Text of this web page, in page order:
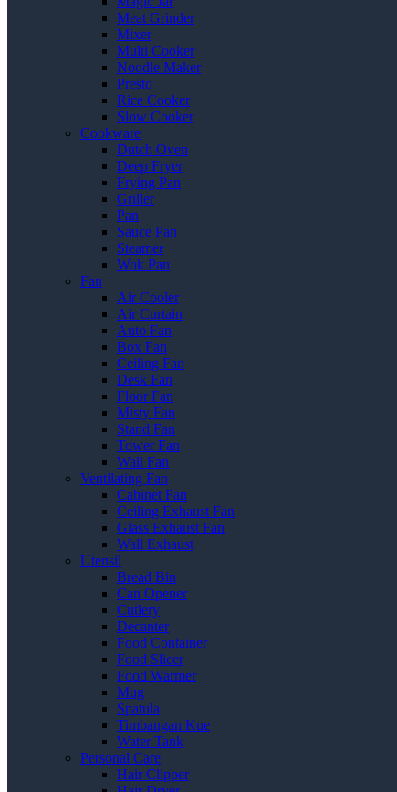
Meat Grinder
Mixer
Multi Cooker
Noodle Maker
Presto
Rice Cooker
Slow Cooker
Cookware
Dutch Oven
Deep Fryer
Frying Pan
Griller
Pan
Sauce Pan
Steamer
Wok Pan
Fan
Air Cooler
Air Curtain
Auto Fan
Box Fan
Ceiling Fan
Desk Fan
Floor Fan
Misty Fan
Stand Fan
Tower Fan
Wall Fan
Ventilating Fan
Cabinet Fan
Ceiling Exhaust Fan
Glass Exhaust Fan
Wall Exhaust
Utensil
Bread Bin
Can Opener
Cutlery
Decanter
Food Container
Food Slicer
Food Warmer
Mug
Spatula
Timbangan Kue
Water Tank
Personal Care
Hair Clipper